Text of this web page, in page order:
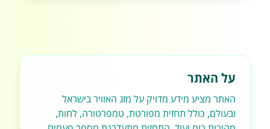
על האתר
האתר מציע מידע מדויק על מזג האוויר בישראל
ובעולם, כולל תחזית מפורטת, טמפרטורה, לחות,